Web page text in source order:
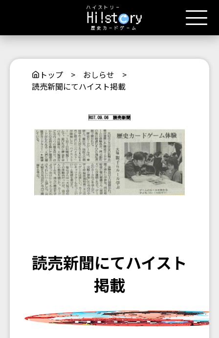
トップ > おしらせ >
読売新聞にてハイスト掲載
読売新聞にてハイスト
掲載